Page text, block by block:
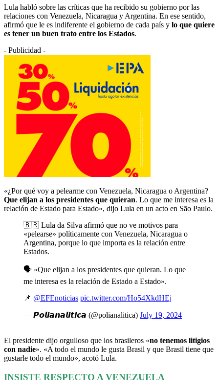
Lula habló sobre las críticas que ha recibido su gobierno por las
relaciones con Venezuela, Nicaragua y Argentina. En ese sentido,
afirmó que le es indiferente el gobierno de cada país y lo que quiere
es tener un buen trato entre los Estados.
- Publicidad -
«¿Por qué voy a pelearme con Venezuela, Nicaragua o Argentina?
Que elijan a los presidentes que quieran. Lo que me interesa es la
relación de Estado para Estado», dijo Lula en un acto en São Paulo.
🇧🇷 Lula da Silva afirmó que no ve motivos para
«pelearse» políticamente con Venezuela, Nicaragua o
Argentina, porque lo que importa es la relación entre
Estados.
🗣 «Que elijan a los presidentes que quieran. Lo que
me interesa es la relación de Estado a Estado».
📌 @EFEnoticias pic.twitter.com/Ho54XkdHEj
— 𝙋𝙤𝙡𝙞𝙖𝙣𝙖𝙡𝙞𝙩𝙞𝙘𝙖 (@polianalitica) July 19, 2024
El presidente dijo orgulloso que los brasileros «no tenemos litigios
con nadie». «A todo el mundo le gusta Brasil y que Brasil tiene que
gustarle todo el mundo», acotó Lula.
INSISTE RESPECTO A VENEZUELA